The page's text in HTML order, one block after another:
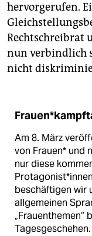
hervorgerufen.
Rechtschreibrat
nun verbindlich
nicht
Am 8. März
von Frauen* und
nur diese
beschäftigen wir
allgemeinen
„Frauenthemen“
Tagesgeschehen.